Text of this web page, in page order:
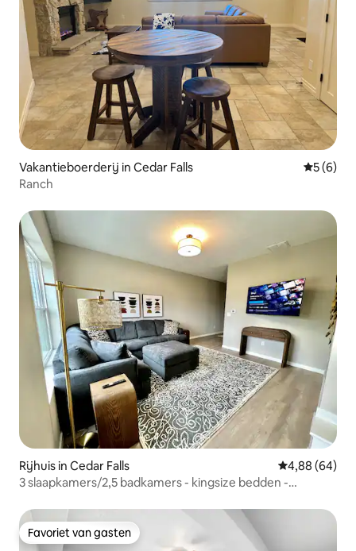
Vakantieboerderij in Cedar Falls
5 (6)
Ranch
Rijhuis in Cedar Falls Gemiddelde
4,88 (64)
3 slaapkamers/2,5 badkamers - kingsize bedden -
Favoriet van gasten
Favoriet van gasten